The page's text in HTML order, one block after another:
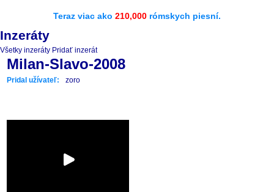
Teraz viac ako 210,000 rómskych piesní.
Inzeráty
Všetky inzeráty Pridať inzerát
Milan-Slavo-2008
Pridal užívateľ: zoro